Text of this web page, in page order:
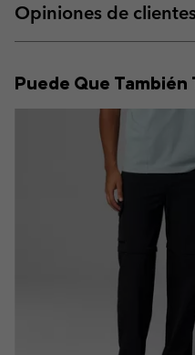
Opiniones de clientes
Puede Que También